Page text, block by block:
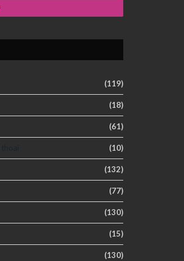
(119)
(18)
(61)
(10)
(132)
(77)
(130)
(15)
(130)